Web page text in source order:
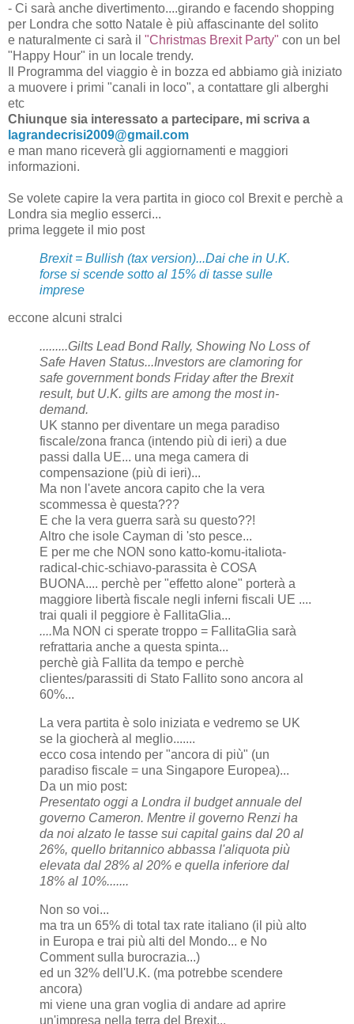
- Ci sarà anche divertimento....girando e facendo shopping
per Londra che sotto Natale è più affascinante del solito
e naturalmente ci sarà il "Christmas Brexit Party" con un bel
"Happy Hour" in un locale trendy.
Il Programma del viaggio è in bozza ed abbiamo già iniziato
a muovere i primi "canali in loco", a contattare gli alberghi
etc
Chiunque sia interessato a partecipare, mi scriva a
lagrandecrisi2009@gmail.com
e man mano riceverà gli aggiornamenti e maggiori
informazioni.
Se volete capire la vera partita in gioco col Brexit e perchè a
Londra sia meglio esserci...
prima leggete il mio post
Brexit = Bullish (tax version)...Dai che in U.K.
forse si scende sotto al 15% di tasse sulle
imprese
eccone alcuni stralci
.........Gilts Lead Bond Rally, Showing No Loss of
Safe Haven Status...Investors are clamoring for
safe government bonds Friday after the Brexit
result, but U.K. gilts are among the most in-
demand.
UK stanno per diventare un mega paradiso
fiscale/zona franca (intendo più di ieri) a due
passi dalla UE... una mega camera di
compensazione (più di ieri)...
Ma non l'avete ancora capito che la vera
scommessa è questa???
E che la vera guerra sarà su questo??!
Altro che isole Cayman di 'sto pesce...
E per me che NON sono katto-komu-italiota-
radical-chic-schiavo-parassita è COSA
BUONA.... perchè per "effetto alone" porterà a
maggiore libertà fiscale negli inferni fiscali UE ....
trai quali il peggiore è FallitaGlia...
....Ma NON ci sperate troppo = FallitaGlia sarà
refrattaria anche a questa spinta...
perchè già Fallita da tempo e perchè
clientes/parassiti di Stato Fallito sono ancora al
60%...
La vera partita è solo iniziata e vedremo se UK
se la giocherà al meglio.......
ecco cosa intendo per "ancora di più" (un
paradiso fiscale = una Singapore Europea)...
Da un mio post:
Presentato oggi a Londra il budget annuale del
governo Cameron. Mentre il governo Renzi ha
da noi alzato le tasse sui capital gains dal 20 al
26%, quello britannico abbassa l'aliquota più
elevata dal 28% al 20% e quella inferiore dal
18% al 10%.......
Non so voi...
ma tra un 65% di total tax rate italiano (il più alto
in Europa e trai più alti del Mondo... e No
Comment sulla burocrazia...)
ed un 32% dell'U.K. (ma potrebbe scendere
ancora)
mi viene una gran voglia di andare ad aprire
un'impresa nella terra del Brexit...